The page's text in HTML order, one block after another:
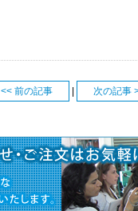
<< 前の記事 次の記事